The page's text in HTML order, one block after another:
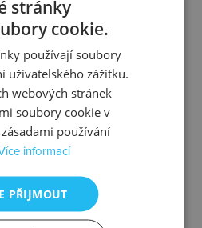
Zjistit více
Výměna
stránky
cookie.
používají soubory
uživatelského zážitku.
webových stránek
soubory cookie v
používání
informací
PŘIJMOUT